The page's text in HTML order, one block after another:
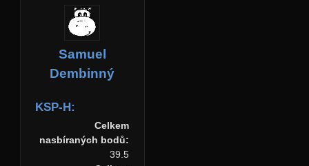
Samuel
Dembinný
KSP-H:
Celkem
nasbíraných bodů:
39.5